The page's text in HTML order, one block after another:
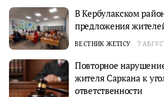
В Кербулакском
предложения
ВЕСТНИК ЖЕТІСУ 7
Повторное
жителя Саркана к
ответственности